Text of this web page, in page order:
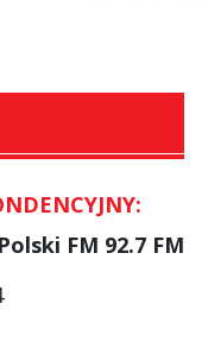
FM 92.7 FM
Krzysztof Wawer:
Komentator
facebook